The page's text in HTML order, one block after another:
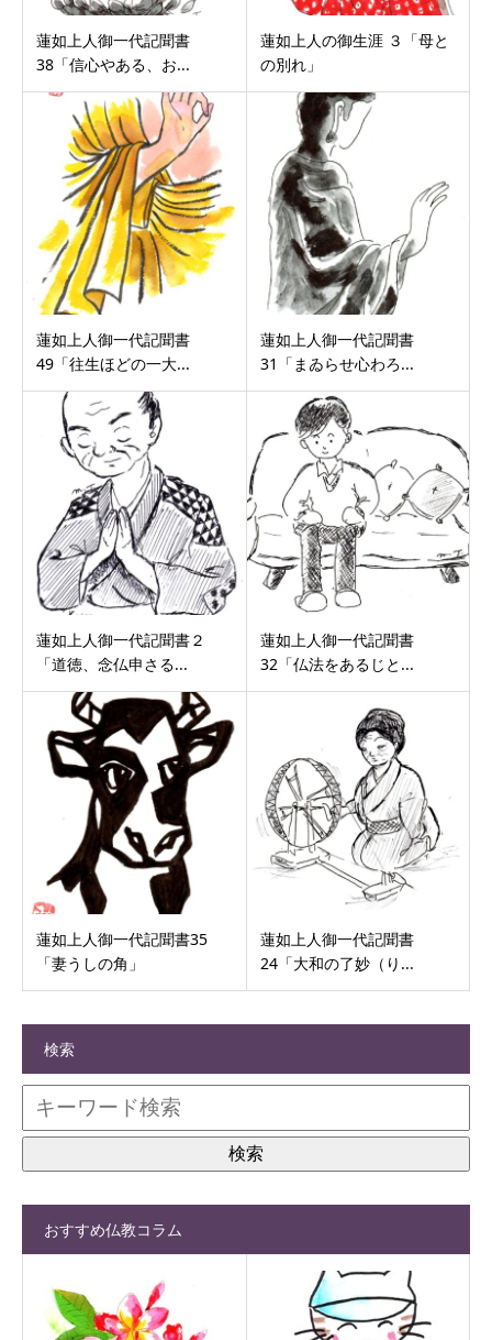
蓮如上人御一代記聞書
38「信心やある、お...
蓮如上人の御生涯 ３「母と
の別れ」
蓮如上人御一代記聞書
49「往生ほどの一大...
蓮如上人御一代記聞書
31「まゐらせ心わろ...
蓮如上人御一代記聞書２
「道徳、念仏申さる...
蓮如上人御一代記聞書
32「仏法をあるじと...
蓮如上人御一代記聞書35
「妻うしの角」
蓮如上人御一代記聞書
24「大和の了妙（り...
検索
おすすめ仏教コラム